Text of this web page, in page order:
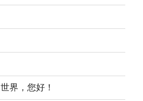
世界，您好！